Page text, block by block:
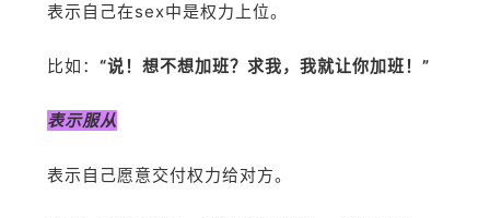
表示自己在sex中是权力上位。
比如： “说！想不想加班？求我，我就让你加班！”
表示服从
表示自己愿意交付权力给对方。